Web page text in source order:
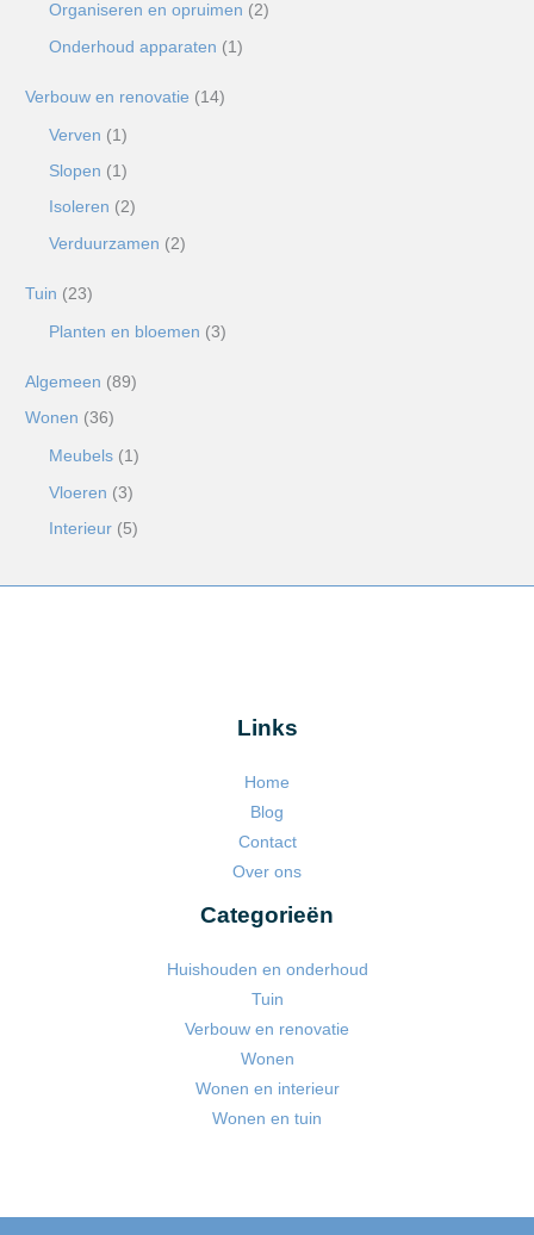
Organiseren en opruimen (2)
Onderhoud apparaten (1)
Verbouw en renovatie (14)
Verven (1)
Slopen (1)
Isoleren (2)
Verduurzamen (2)
Tuin (23)
Planten en bloemen (3)
Algemeen (89)
Wonen (36)
Meubels (1)
Vloeren (3)
Interieur (5)
Links
Home
Blog
Contact
Over ons
Categorieën
Huishouden en onderhoud
Tuin
Verbouw en renovatie
Wonen
Wonen en interieur
Wonen en tuin